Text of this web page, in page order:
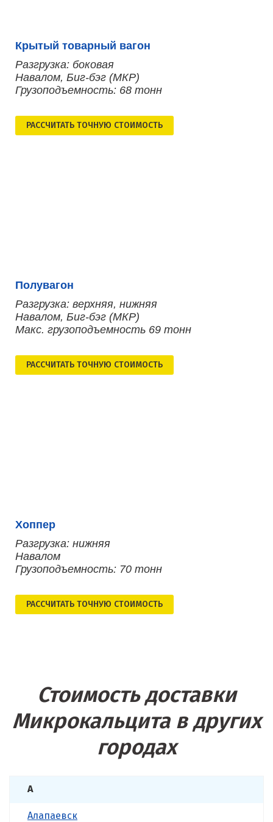
Крытый товарный вагон
Разгрузка: боковая
Навалом, Биг-бэг (МКР)
Грузоподъемность: 68 тонн
РАСCЧИТАТЬ ТОЧНУЮ СТОИМОСТЬ
Полувагон
Разгрузка: верхняя, нижняя
Навалом, Биг-бэг (МКР)
Макс. грузоподъемность 69 тонн
РАСCЧИТАТЬ ТОЧНУЮ СТОИМОСТЬ
Хоппер
Разгрузка: нижняя
Навалом
Грузоподъемность: 70 тонн
РАСCЧИТАТЬ ТОЧНУЮ СТОИМОСТЬ
Стоимость доставки
Микрокальцита в других
городах
А
Алапаевск